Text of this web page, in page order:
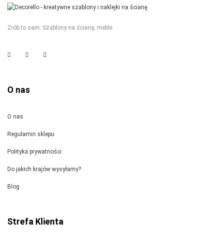
Zrób to sam. Szablony na ścianę, meble
O nas
O nas
Regulamin sklepu
Polityka prywatności
Do jakich krajów wysyłamy?
Blog
Strefa Klienta